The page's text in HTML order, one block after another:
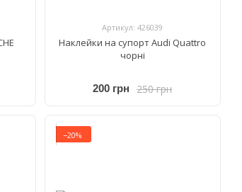
Артикул: 426039
Наклейки на супорт Audi Quattro
чорні
250 грн
200 грн
−20%